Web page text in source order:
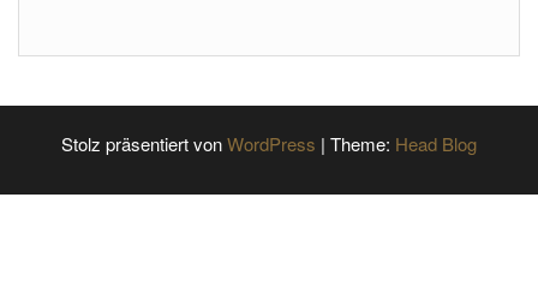
Stolz präsentiert vonWordPress | Theme: Head Blog